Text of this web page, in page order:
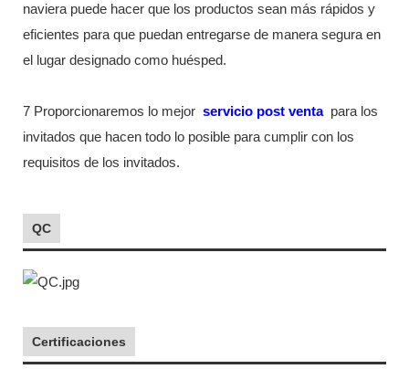
naviera puede hacer que los productos sean más rápidos y
eficientes para que puedan entregarse de manera segura en
el lugar designado como huésped.
7 Proporcionaremos lo mejor servicio post venta para los
invitados que hacen todo lo posible para cumplir con los
requisitos de los invitados.
QC
Certificaciones